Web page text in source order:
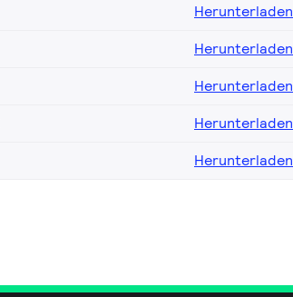
Herunterladen
Herunterladen
Herunterladen
Herunterladen
Herunterladen